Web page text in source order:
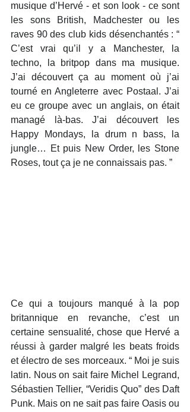
musique d’Hervé - et son look - ce sont
les sons British, Madchester ou les
raves 90 des club kids désenchantés : “
C’est vrai qu’il y a Manchester, la
techno, la britpop dans ma musique.
J’ai découvert ça au moment où j’ai
tourné en Angleterre avec Postaal. J’ai
eu ce groupe avec un anglais, on était
managé là-bas. J’ai découvert les
Happy Mondays, la drum n bass, la
jungle… Et puis New Order, les Stone
Roses, tout ça je ne connaissais pas. ”
Ce qui a toujours manqué à la pop
britannique en revanche, c’est un
certaine sensualité, chose que Hervé a
réussi à garder malgré les beats froids
et électro de ses morceaux. “ Moi je suis
latin. Nous on sait faire Michel Legrand,
Sébastien Tellier, “Veridis Quo” des Daft
Punk. Mais on ne sait pas faire Oasis ou